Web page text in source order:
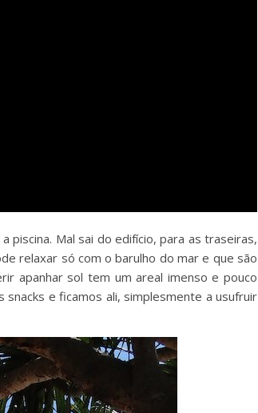
piscina. Mal sai do edifício, para as traseiras,
relaxar só com o barulho do mar e que são
apanhar sol tem um areal imenso e pouco
e ficamos ali, simplesmente a usufruir